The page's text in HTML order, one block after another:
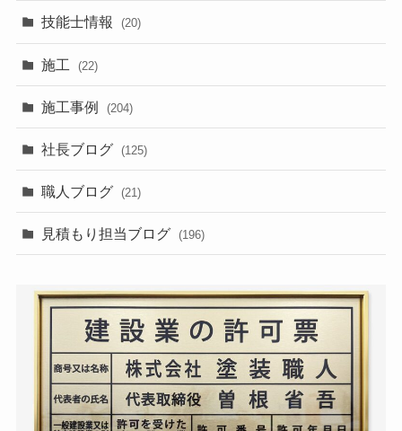
技能士情報 (20)
施工 (22)
施工事例 (204)
社長ブログ (125)
職人ブログ (21)
見積もり担当ブログ (196)